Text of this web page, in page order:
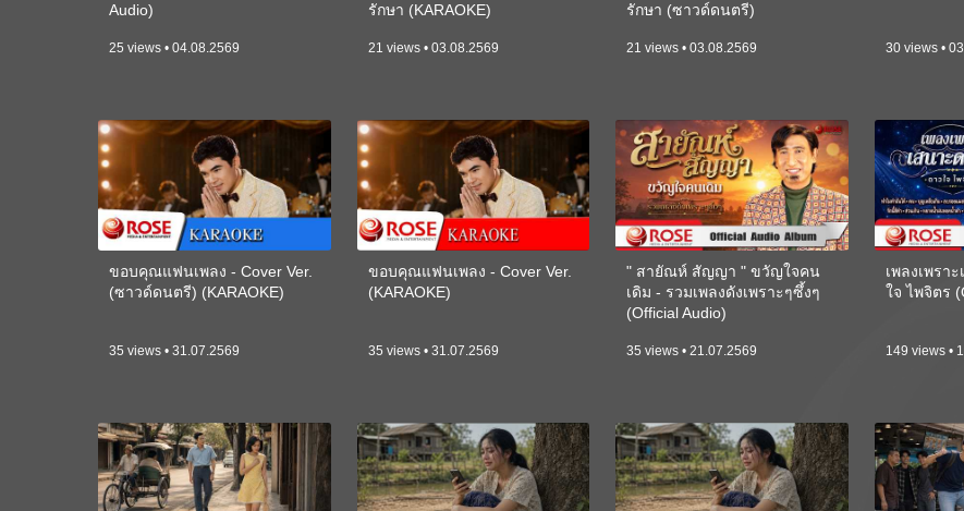
Audio)
25 views • 04.08.2569
รักษา (KARAOKE)
21 views • 03.08.2569
รักษา (ซาวด์ดนตรี)
21 views • 03.08.2569 30 views •
ขอบคุณแฟนเพลง - Cover Ver.
(ซาวด์ดนตรี) (KARAOKE)
35 views • 31.07.2569
ขอบคุณแฟนเพลง - Cover Ver.
(KARAOKE)
35 views • 31.07.2569
" สายัณห์ สัญญา " ขวัญใจคน
เดิม - รวมเพลงดังเพราะๆซึ้งๆ
(Official Audio)
35 views • 21.07.2569
เพลงเพรา
ใจ ไพจิตร
149 views •